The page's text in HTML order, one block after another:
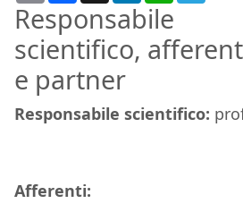
Responsabile
scientifico,
e partner
Responsabile scientifico:
Afferenti: